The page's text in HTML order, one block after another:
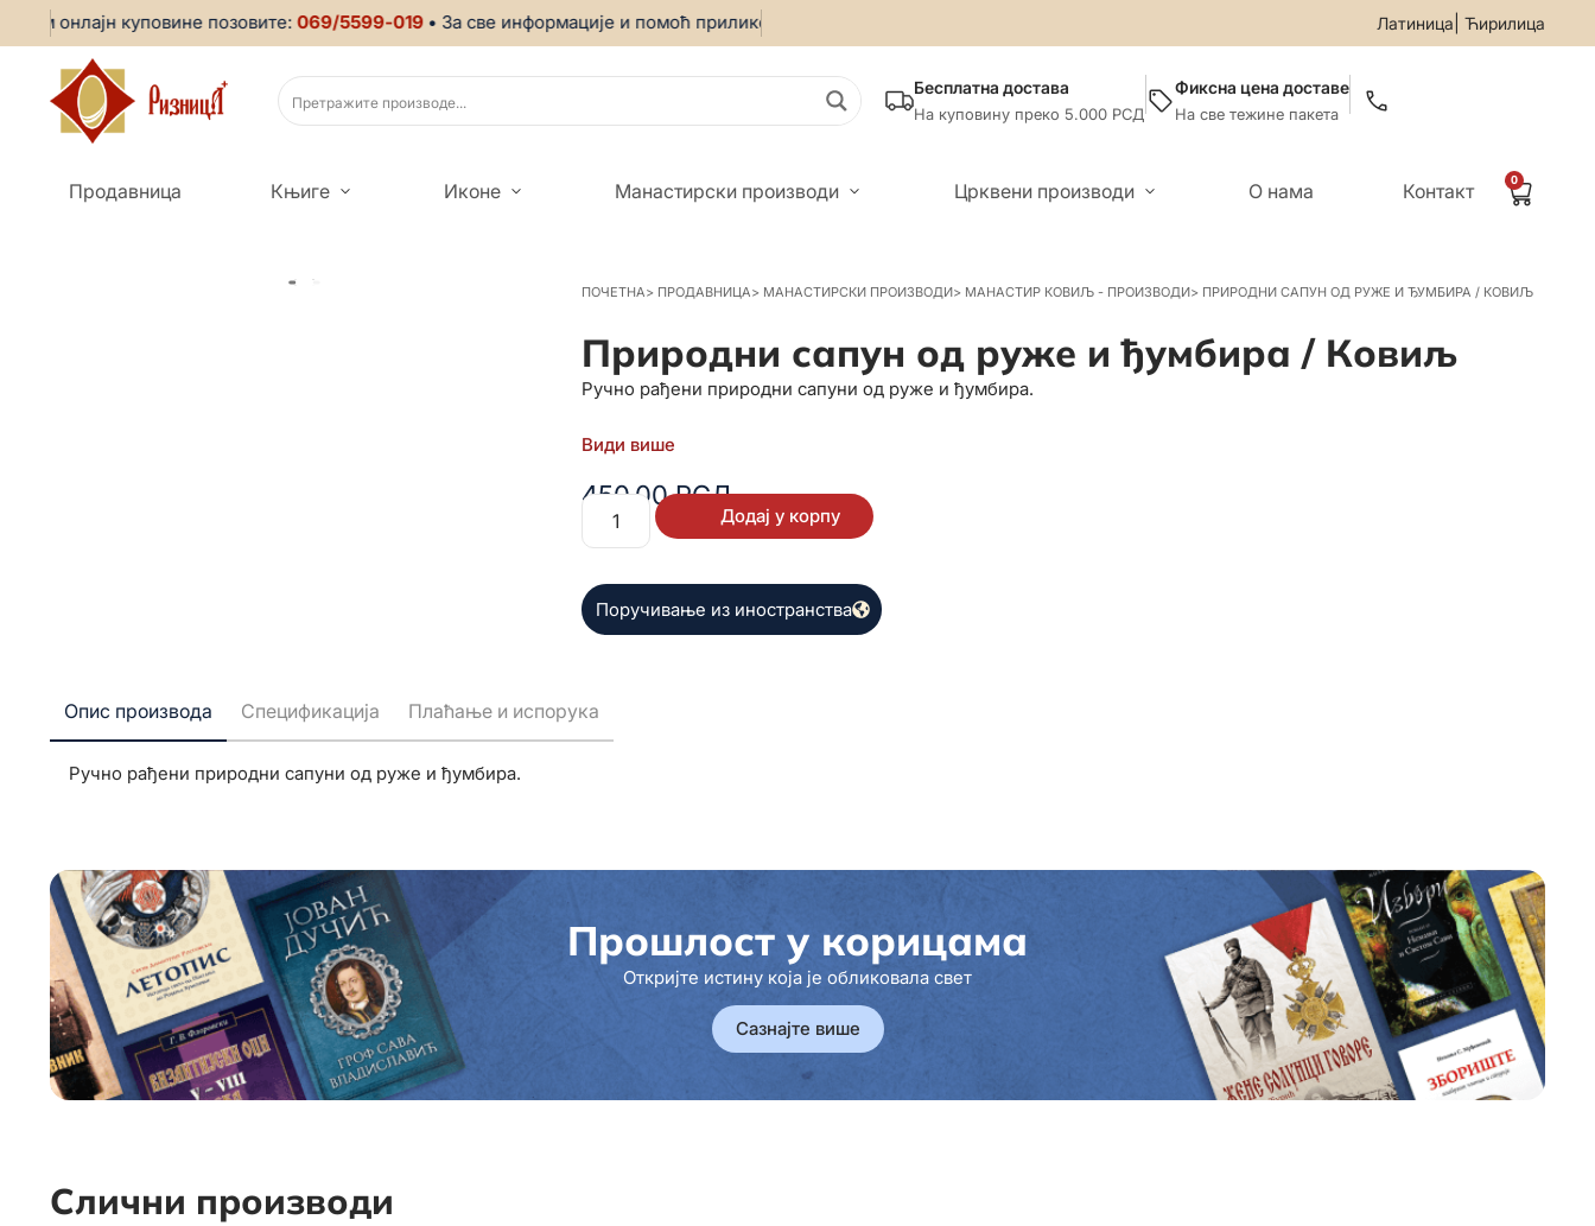
Латиница Ћирилица
онлајн куповине позовите:069/5599-019• За све информације и помоћ приликом онлајн куповине позовите: • За све информације и помоћ приликом онлајн
Бесплатна достава
На куповину преко 5.000 РСД
Фиксна цена доставе
На све тежине пакета
0
Продавница Књиге Иконе Манастирски производи Црквени производи О нама Контакт
ПОЧЕТНА> ПРОДАВНИЦА> МАНАСТИРСКИ ПРОИЗВОДИ> МАНАСТИР КОВИЉ - ПРОИЗВОДИ> ПРИРОДНИ САПУН ОД РУЖЕ И ЂУМБИРА / КОВИЉ
Природни сапун од руже и ђумбира / Ковиљ
Ручно рађени природни сапуни од руже и ђумбира.
Види више
450,00РСД
Додај у корпу
Поручивање из иностранства
Опис производа Спецификација Плаћање и испорука
Ручно рађени природни сапуни од руже и ђумбира.
Прошлост у корицама
Откријте истину која је обликовала свет
Сазнајте више
Слични производи